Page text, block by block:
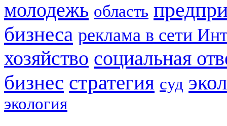
молодежь область
бизнеса реклама в сети
хозяйство социальная
бизнес стратегия суд
экология